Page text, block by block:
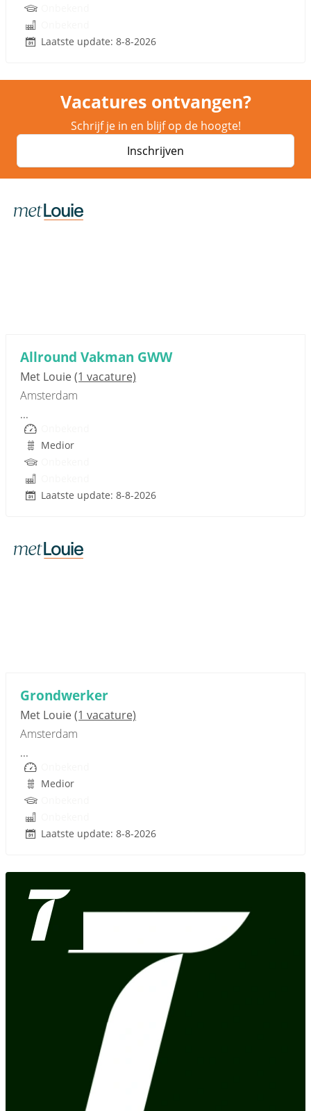
Laatste update: 8-8-2026
Vacatures ontvangen?
Schrijf je in en blijf op de hoogte!
Inschrijven
Allround Vakman GWW
Met Louie(1 vacature)
Amsterdam
...
Medior
Laatste update: 8-8-2026
Grondwerker
Met Louie(1 vacature)
Amsterdam
...
Medior
Laatste update: 8-8-2026